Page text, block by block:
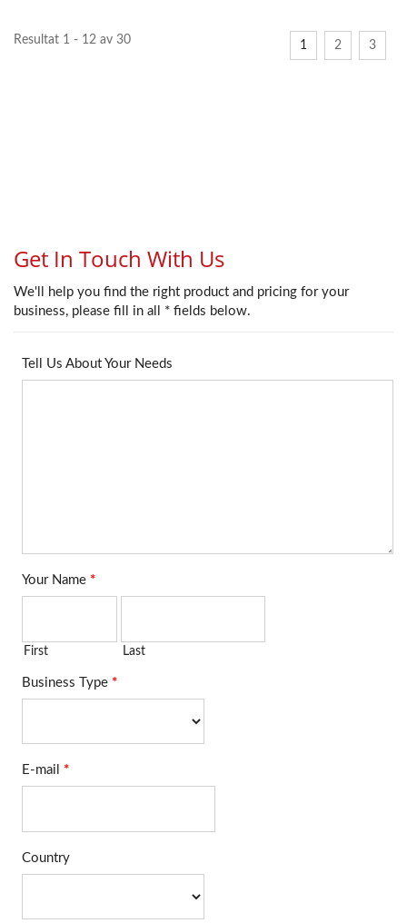
Resultat 1 - 12 av 30 1 2 3